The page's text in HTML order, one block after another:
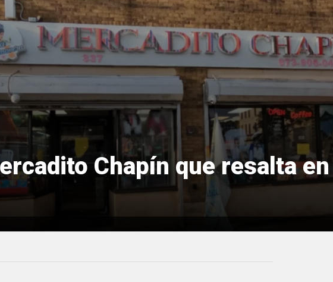
Chapín que resalta